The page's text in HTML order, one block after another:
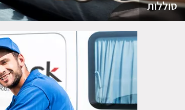
סוללות